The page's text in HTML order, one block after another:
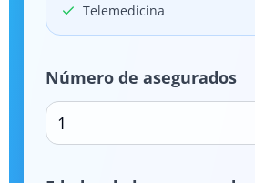
Telemedicina
Número de asegurados
1